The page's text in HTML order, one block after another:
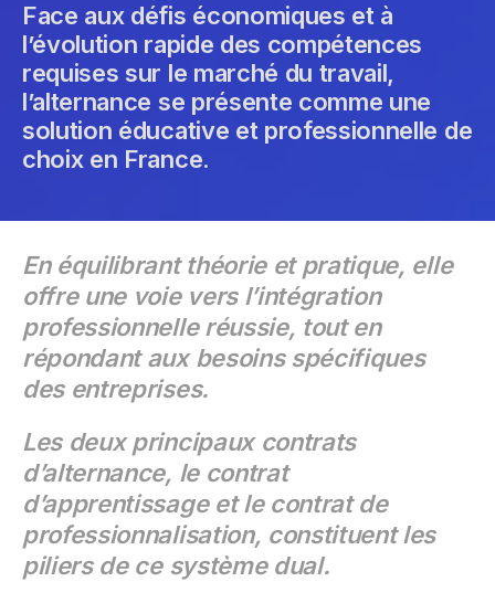
Face aux défis économiques et à
l’évolution rapide des compétences
requises sur le marché du travail,
l’alternance se présente comme une
solution éducative et professionnelle de
choix en France.
En équilibrant théorie et pratique, elle
offre une voie vers l’intégration
professionnelle réussie, tout en
répondant aux besoins spécifiques
des entreprises.
Les deux principaux contrats
d’alternance, le contrat
d’apprentissage et le contrat de
professionnalisation, constituent les
piliers de ce système dual.